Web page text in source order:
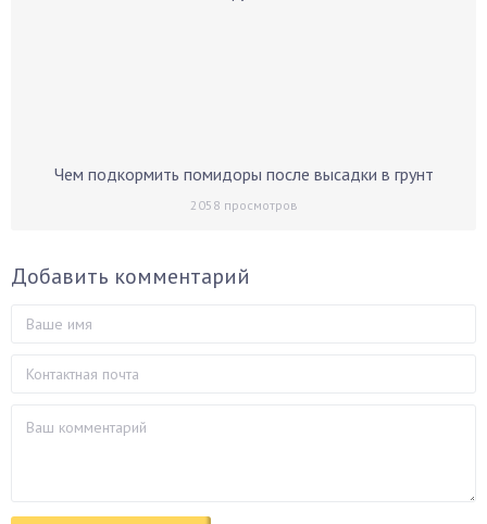
Чем подкормить помидоры после высадки в грунт
2058 просмотров
Добавить комментарий